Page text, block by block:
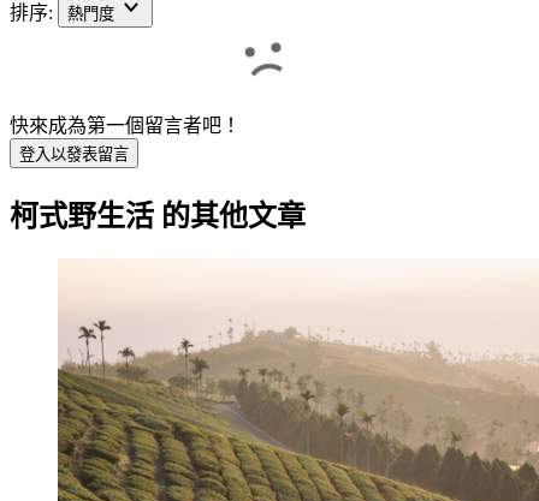
排序:
熱門度
快來成為第一個留言者吧！
登入以發表留言
柯式野生活 的其他文章